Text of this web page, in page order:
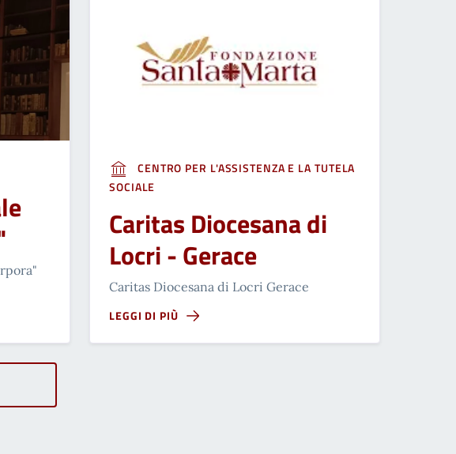
CENTRO PER L'ASSISTENZA E LA TUTELA
SOCIALE
Caritas Diocesana di
Locri - Gerace
Caritas Diocesana di Locri Gerace
LEGGI DI PIÙ